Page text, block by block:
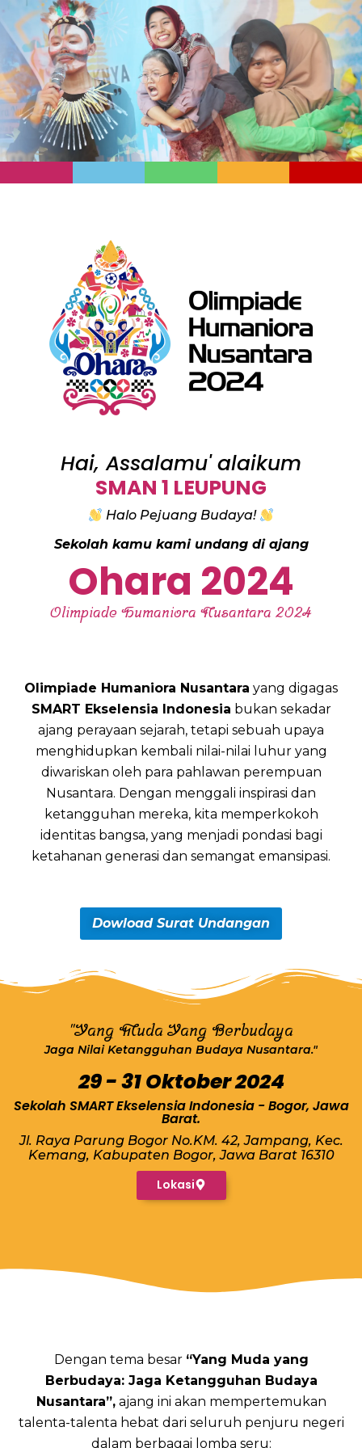
Hai, Assalamu' alaikum
SMAN 1 LEUPUNG
Halo Pejuang Budaya!
Sekolah kamu kami undang di ajang
Ohara 2024
Olimpiade Humaniora Nusantara 2024
Olimpiade Humaniora Nusantara yang digagas
SMART Ekselensia Indonesia bukan sekadar
ajang perayaan sejarah, tetapi sebuah upaya
menghidupkan kembali nilai-nilai luhur yang
diwariskan oleh para pahlawan perempuan
Nusantara. Dengan menggali inspirasi dan
ketangguhan mereka, kita memperkokoh
identitas bangsa, yang menjadi pondasi bagi
ketahanan generasi dan semangat emansipasi.
Dowload Surat Undangan
"Yang Muda Yang Berbudaya
Jaga Nilai Ketangguhan Budaya Nusantara."
29 - 31 Oktober 2024
Sekolah SMART Ekselensia Indonesia - Bogor, Jawa
Barat.
Jl. Raya Parung Bogor No.KM. 42, Jampang, Kec.
Kemang, Kabupaten Bogor, Jawa Barat 16310
Lokasi
Dengan tema besar “Yang Muda yang
Berbudaya: Jaga Ketangguhan Budaya
Nusantara”,ajang ini akan mempertemukan
talenta-talenta hebat dari seluruh penjuru negeri
dalam berbagai lomba seru: